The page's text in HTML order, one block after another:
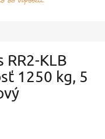
KLB
1250 kg, 5